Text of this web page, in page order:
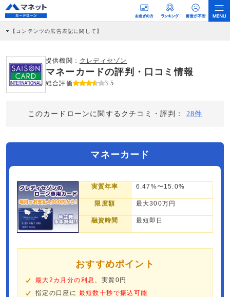
【コンテンツの広告表記に関して】
社に対して企業から紹介報酬が支払われるという収益モデルです。 ただし、特定の
商品を根拠なくPRするものではなく、当編集部の調査／ユーザーへの口コミ収集な
どに基づき、公平性を担保した情報提供を行っています。
>提携企業一覧
提供機関： クレディセゾン
マネーカードの評判・口コミ情報
総合評価 3.5
このカードローンに関するクチコミ・評判： 28件
マネーカード
実質年率 6.47%〜15.0%
限度額 最大300万円
融資時間 最短即日
おすすめポイント
最大2カ月分の利息 、実質0円
指定の口座に 最短数十秒で振込可能